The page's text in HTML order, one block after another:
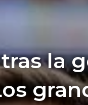
la